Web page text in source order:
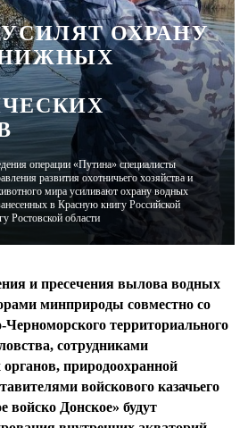
ХАЙП
ЧЕЛОВЕК ОСОБЕННЫЙ
КУЛЬТ ЕДЫ
АФИША
ЖУРНАЛ
ОХРАНУ
операции «Путина» специалисты
развития охотничьего хозяйства и
мира усиливают охрану водных
в Красную книгу Российской
Ростовской области
и пресечения вылова водных
минприроды совместно со
Черноморского территориального
сотрудниками
природоохранной
войскового казачьего
войско Донское» будут